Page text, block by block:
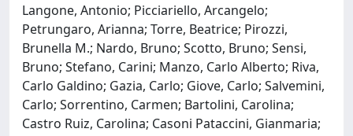
Langone, Antonio; Picciariello, Arcangelo;
Petrungaro, Arianna; Torre, Beatrice; Pirozzi,
Brunella M.; Nardo, Bruno; Scotto, Bruno; Sensi,
Bruno; Stefano, Carini; Manzo, Carlo Alberto; Riva,
Carlo Galdino; Gazia, Carlo; Giove, Carlo; Salvemini,
Carlo; Sorrentino, Carmen; Bartolini, Carolina;
Castro Ruiz, Carolina; Casoni Pataccini, Gianmaria;